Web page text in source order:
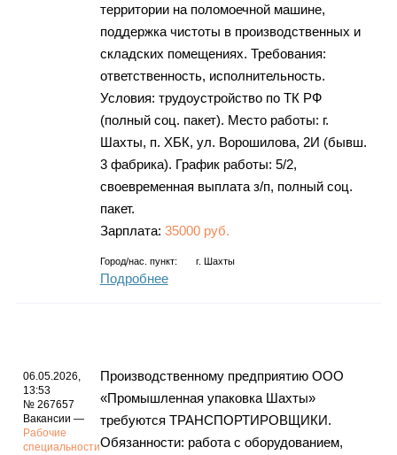
территории на поломоечной машине,
поддержка чистоты в производственных и
складских помещениях. Требования:
ответственность, исполнительность.
Условия: трудоустройство по ТК РФ
(полный соц. пакет). Место работы: г.
Шахты, п. ХБК, ул. Ворошилова, 2И (бывш.
3 фабрика). График работы: 5/2,
своевременная выплата з/п, полный соц.
пакет.
Зарплата: 35000 руб.
Город/нас. пункт: г. Шахты
Подробнее
06.05.2026,
13:53
№ 267657
Вакансии —
Рабочие
специальности
Производственному предприятию ООО
«Промышленная упаковка Шахты»
требуются ТРАНСПОРТИРОВЩИКИ.
Обязанности: работа с оборудованием,